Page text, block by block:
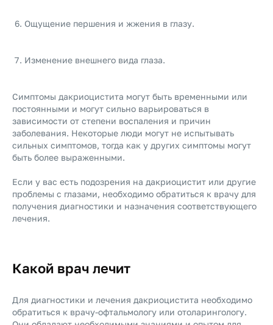
Ощущение першения и жжения в глазу.
Изменение внешнего вида глаза.
Симптомы дакриоцистита могут быть временными или
постоянными и могут сильно варьироваться в
зависимости от степени воспаления и причин
заболевания. Некоторые люди могут не испытывать
сильных симптомов, тогда как у других симптомы могут
быть более выраженными.
Если у вас есть подозрения на дакриоцистит или другие
проблемы с глазами, необходимо обратиться к врачу для
получения диагностики и назначения соответствующего
лечения.
Какой врач лечит
Для диагностики и лечения дакриоцистита необходимо
обратиться к врачу-офтальмологу или отоларингологу.